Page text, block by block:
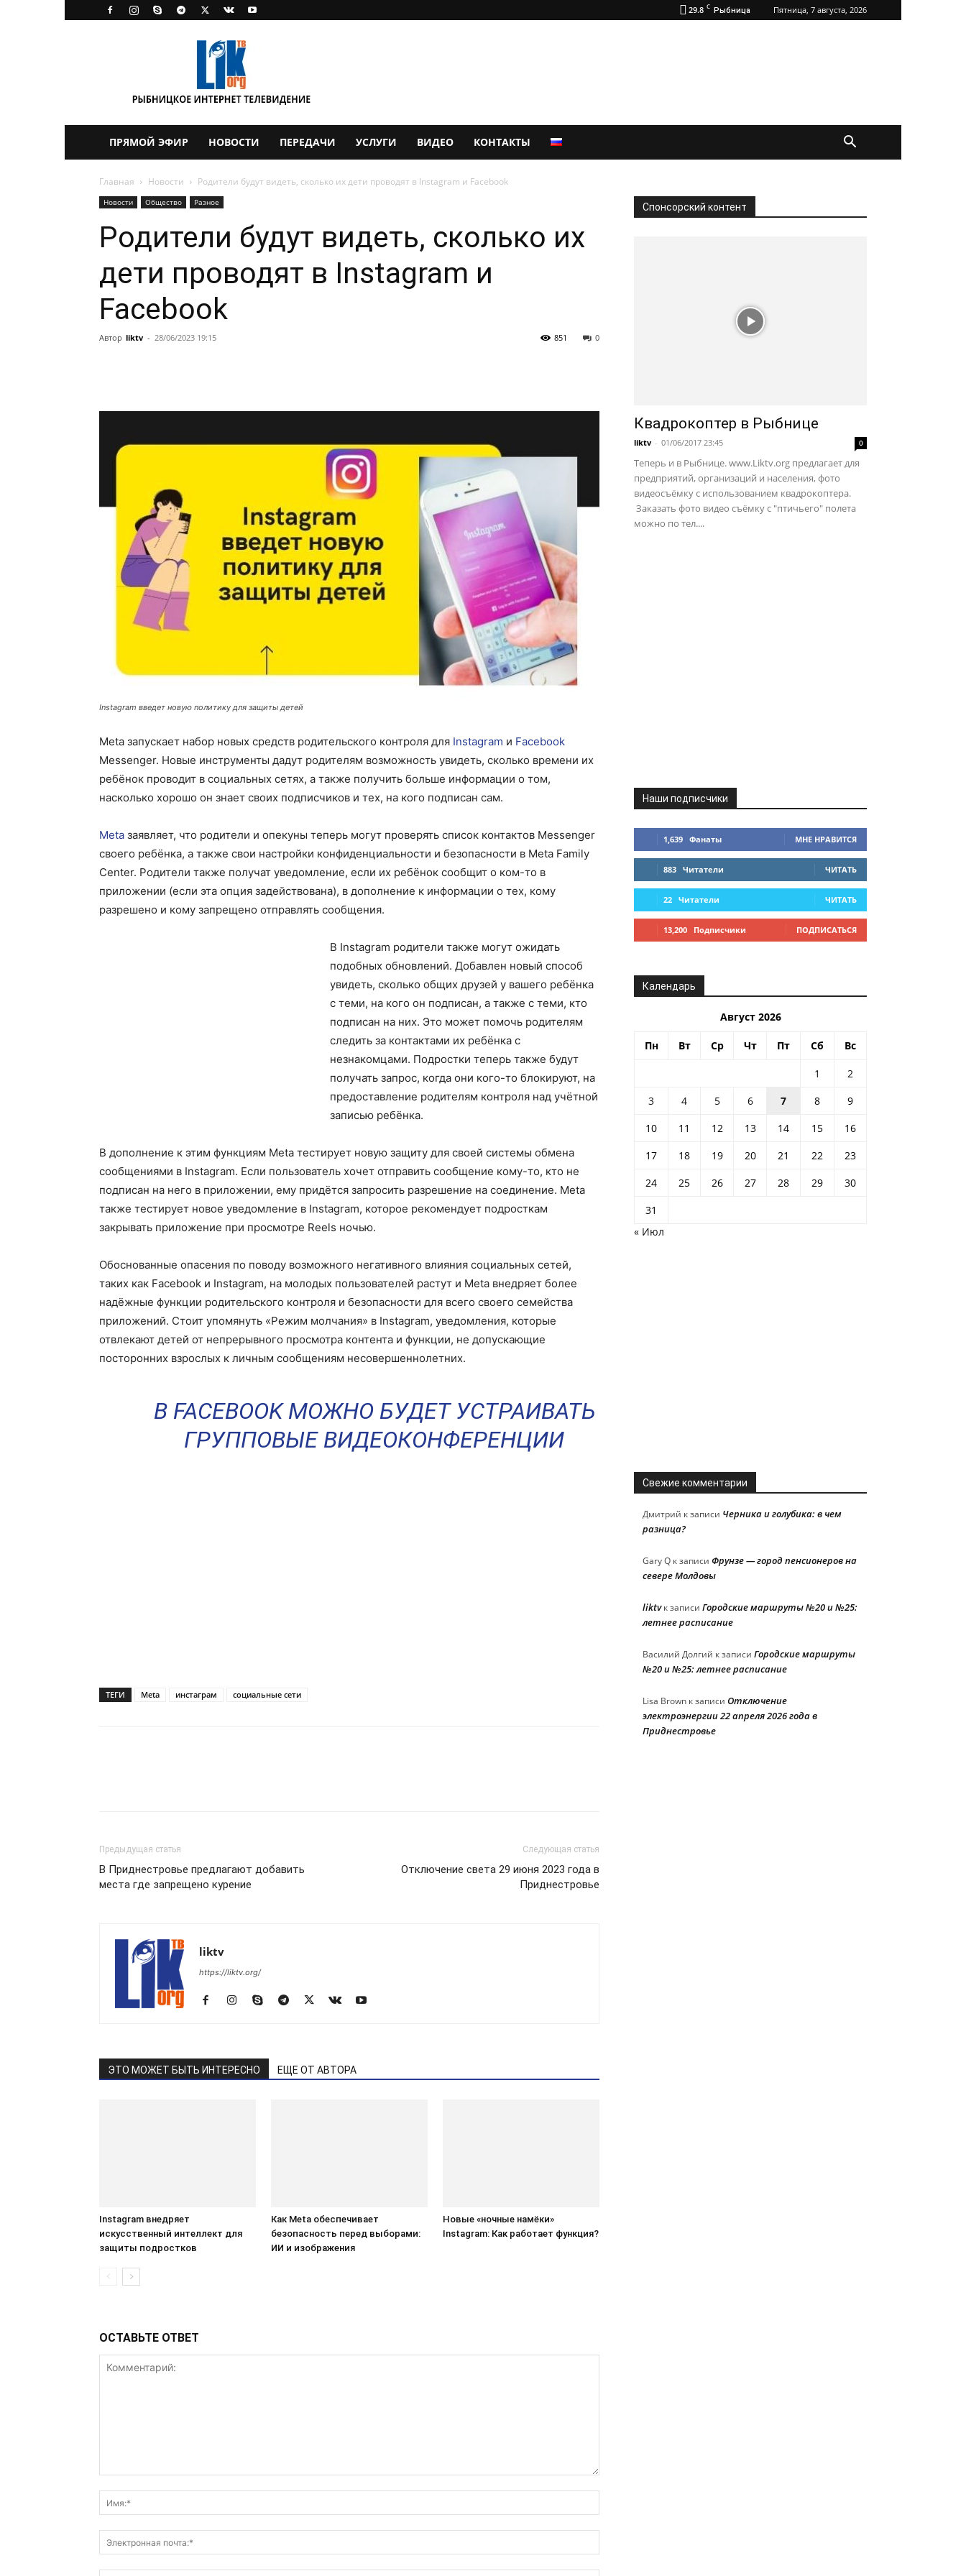
29.8 C Рыбница Пятница, 7 августа, 2026
ПРЯМОЙ ЭФИР НОВОСТИ ПЕРЕДАЧИ УСЛУГИ ВИДЕО КОНТАКТЫ
Главная Новости Родители будут видеть, сколько их дети проводят в Instagram и Facebook
Новости Общество Разное
Родители будут видеть, сколько их
дети проводят в Instagram и
Facebook
Автор liktv - 28/06/2023 19:15 0
851
Instagram введет новую политику для защиты детей
Meta запускает набор новых средств родительского контроля для Instagram и Facebook
Messenger. Новые инструменты дадут родителям возможность увидеть, сколько времени их
ребёнок проводит в социальных сетях, а также получить больше информации о том,
насколько хорошо он знает своих подписчиков и тех, на кого подписан сам.
Meta заявляет, что родители и опекуны теперь могут проверять список контактов Messenger
своего ребёнка, а также свои настройки конфиденциальности и безопасности в Meta Family
Center. Родители также получат уведомление, если их ребёнок сообщит о ком-то в
приложении (если эта опция задействована), в дополнение к информации о тех, кому
разрешено и кому запрещено отправлять сообщения.
В Instagram родители также могут ожидать
подобных обновлений. Добавлен новый способ
увидеть, сколько общих друзей у вашего ребёнка
с теми, на кого он подписан, а также с теми, кто
подписан на них. Это может помочь родителям
следить за контактами их ребёнка с
незнакомцами. Подростки теперь также будут
получать запрос, когда они кого-то блокируют, на
предоставление родителям контроля над учётной
записью ребёнка.
В дополнение к этим функциям Meta тестирует новую защиту для своей системы обмена
сообщениями в Instagram. Если пользователь хочет отправить сообщение кому-то, кто не
подписан на него в приложении, ему придётся запросить разрешение на соединение. Meta
также тестирует новое уведомление в Instagram, которое рекомендует подросткам
закрывать приложение при просмотре Reels ночью.
Обоснованные опасения по поводу возможного негативного влияния социальных сетей,
таких как Facebook и Instagram, на молодых пользователей растут и Meta внедряет более
надёжные функции родительского контроля и безопасности для всего своего семейства
приложений. Стоит упомянуть «Режим молчания» в Instagram, уведомления, которые
отвлекают детей от непрерывного просмотра контента и функции, не допускающие
посторонних взрослых к личным сообщениям несовершеннолетних.
В FACEBOOK МОЖНО БУДЕТ УСТРАИВАТЬ
ГРУППОВЫЕ ВИДЕОКОНФЕРЕНЦИИ
ТЕГИ Meta инстаграм социальные сети
Предыдущая статья
В Приднестровье предлагают добавить
места где запрещено курение
Следующая статья
Отключение света 29 июня 2023 года в
Приднестровье
liktv
https://liktv.org/
ЭТО МОЖЕТ БЫТЬ ИНТЕРЕСНО ЕЩЕ ОТ АВТОРА
Instagram внедряет
искусственный интеллект для
защиты подростков
Как Meta обеспечивает
безопасность перед выборами:
ИИ и изображения
Новые «ночные намёки»
Instagram: Как работает функция?
ОСТАВЬТЕ ОТВЕТ
Спонсорский контент
Квадрокоптер в Рыбнице
liktv - 01/06/2017 23:45 0
Теперь и в Рыбнице. www.Liktv.org предлагает для
предприятий, организаций и населения, фото
видеосъёмку с использованием квадрокоптера.
Заказать фото видео съёмку с "птичьего" полета
можно по тел....
Наши подписчики
1,639 Фанаты МНЕ НРАВИТСЯ
883 Читатели ЧИТАТЬ
22 Читатели ЧИТАТЬ
13,200 Подписчики ПОДПИСАТЬСЯ
Календарь
Август 2026
Пн Вт Ср Чт Пт Сб Вс
1
2
3
4 5 6 7 8
9
10
11 12 13 14 15
16
17
18 19 20 21 22
23
24
25 26 27 28 29
30
31
« Июл
Свежие комментарии
Дмитрий к записи Черника и голубика: в чем
разница?
Gary Q к записи Фрунзе — город пенсионеров на
севере Молдовы
liktvк записи Городские маршруты №20 и №25:
летнее расписание
Василий Долгий к записи Городские маршруты
№20 и №25: летнее расписание
Lisa Brown к записи Отключение
электроэнергии 22 апреля 2026 года в
Приднестровье